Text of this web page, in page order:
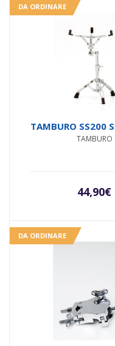
DA ORDINARE
TAMBURO SS200
TAMBURO
44,90€
DA ORDINARE